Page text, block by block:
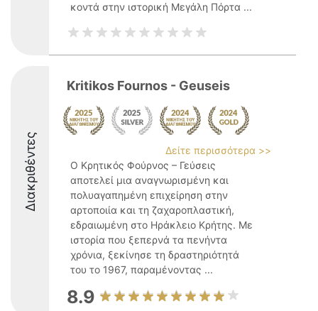
κοντά στην ιστορική Μεγάλη Πόρτα ...
Διακριθέντες
Kritikos Fournos - Geuseis
Δείτε περισσότερα >>
Ο Κρητικός Φούρνος – Γεύσεις
αποτελεί μια αναγνωρισμένη και
πολυαγαπημένη επιχείρηση στην
αρτοποιία και τη ζαχαροπλαστική,
εδραιωμένη στο Ηράκλειο Κρήτης. Με
ιστορία που ξεπερνά τα πενήντα
χρόνια, ξεκίνησε τη δραστηριότητά
του το 1967, παραμένοντας ...
8.9